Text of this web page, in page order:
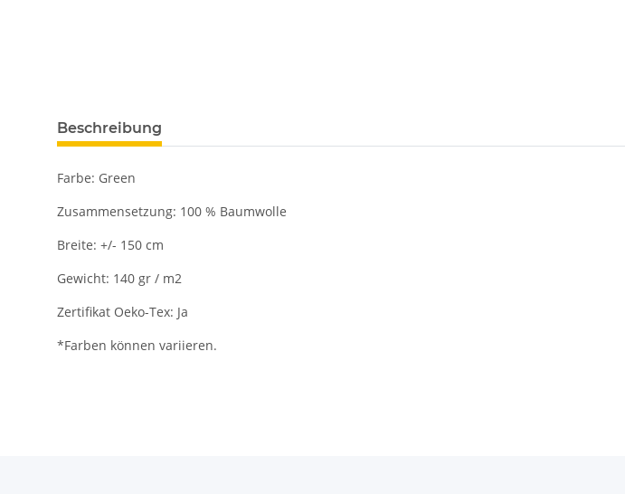
Beschreibung
Farbe: Green
Zusammensetzung: 100 % Baumwolle
Breite: +/- 150 cm
Gewicht: 140 gr / m2
Zertifikat Oeko-Tex: Ja
*Farben können variieren.